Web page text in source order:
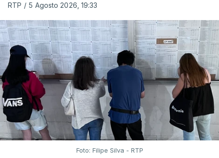
RTP / 5 Agosto 2026, 19:33
Foto: Filipe Silva - RTP